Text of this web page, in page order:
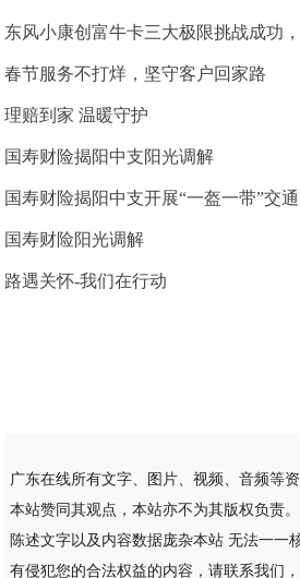
东风小康创富牛卡三大极限挑战成功
春节服务不打烊，坚守客户回家路
理赔到家 温暖守护
国寿财险揭阳中支阳光调解
国寿财险揭阳中支开展“一盔一带”交通
国寿财险阳光调解
路遇关怀-我们在行动
广东在线所有文字、图片、视频、音频等
本站赞同其观点，本站亦不为其版权负责
陈述文字以及内容数据庞杂本站 无法一一
有侵犯您的合法权益的内容，请联系我们